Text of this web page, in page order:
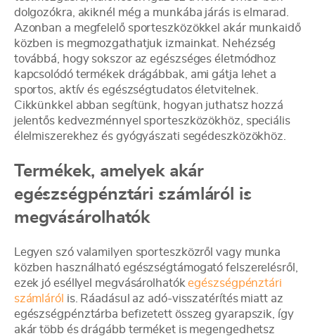
dolgozókra, akiknél még a munkába járás is elmarad.
Azonban a megfelelő sporteszközökkel akár munkaidő
közben is megmozgathatjuk izmainkat. Nehézség
továbbá, hogy sokszor az egészséges életmódhoz
kapcsolódó termékek drágábbak, ami gátja lehet a
sportos, aktív és egészségtudatos életvitelnek.
Cikkünkkel abban segítünk, hogyan juthatsz hozzá
jelentős kedvezménnyel sporteszközökhöz, speciális
élelmiszerekhez és gyógyászati segédeszközökhöz.
Termékek, amelyek akár
egészségpénztári számláról is
megvásárolhatók
Legyen szó valamilyen sporteszközről vagy munka
közben használható egészségtámogató felszerelésről,
ezek jó eséllyel megvásárolhatókegészségpénztári
számláról is. Ráadásul az adó-visszatérítés miatt az
egészségpénztárba befizetett összeg gyarapszik, így
akár több és drágább terméket is megengedhetsz